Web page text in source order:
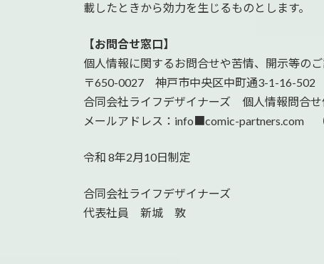
載したときから効力を生じるものとします。
【お問合せ窓口】
個人情報に関するお問合せや苦情、開示等の
〒650-0027 神戸市中央区中町通3-1-16-502
合同会社ライフデザイナーズ 個人情報問合せ
メールアドレス：info■comic-partners.com
令和 8年2月10日制定
合同会社ライフデザイナーズ
代表社員 新城 敦